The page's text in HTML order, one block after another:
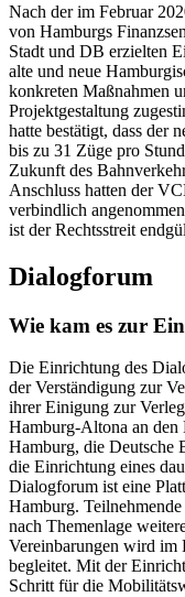
Nach der im Februar
von Hamburgs
Stadt und DB erzielten
alte und neue
konkreten Maßnahmen
Projektgestaltung
hatte bestätigt, dass der
bis zu 31 Züge pro
Zukunft des
Anschluss hatten der
verbindlich
ist der Rechtsstreit
Dialogforum
Wie kam es zur
Die Einrichtung des
der Verständigung zur
ihrer Einigung zur
Hamburg-Altona an den
Hamburg, die Deutsche
die Einrichtung eines
Dialogforum ist eine
Hamburg.
nach Themenlage
Vereinbarungen wird im
begleitet. Mit der
Schritt für die